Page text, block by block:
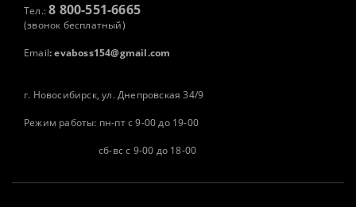
Тел.:8 800-551-6665
(звонок бесплатный)
Email: evaboss154@gmail.com
г. Новосибирск, ул. Днепровская 34/9
Режим работы: пн-пт с 9-00 до 19-00
сб-вс с 9-00 до 18-00